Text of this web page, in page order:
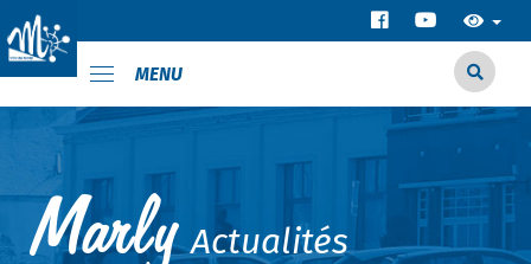
MENU
Actualités